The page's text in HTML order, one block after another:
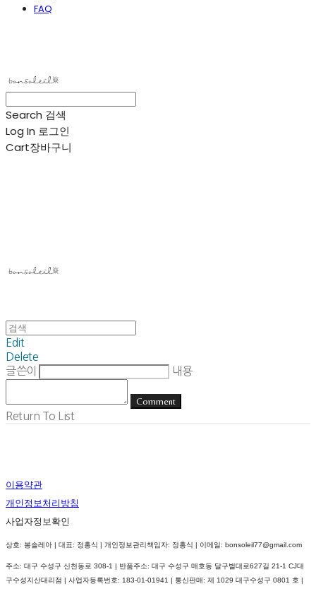
FAQ
Search 검색
Log In 로그인
Cart장바구니
Edit
Delete
글쓴이
내용
Comment
Return To List
이용약관
개인정보처리방침
사업자정보확인
상호: 봉솔레아 | 대표: 정홍식 | 개인정보관리책임자: 정홍식 | 이메일: bonsoleil77@gmail.com
주소: 대구 수성구 신천동로 308-1 | 반품주소: 대구 수성구 매호동 달구벌대로627길 21-1 CJ대
구수성지산대리점 | 사업자등록번호: 183-01-01941 | 통신판매: 제 1029 대구수성구 0801 호 |